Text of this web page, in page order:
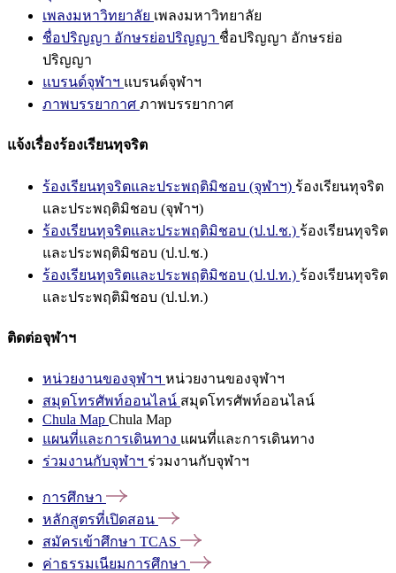
เพลงมหาวิทยาลัย เพลงมหาวิทยาลัย
ชื่อปริญญา อักษรย่อปริญญา ชื่อปริญญา อักษรย่อ
ปริญญา
แบรนด์จุฬาฯ แบรนด์จุฬาฯ
ภาพบรรยากาศ ภาพบรรยากาศ
แจ้งเรื่องร้องเรียนทุจริต
ร้องเรียนทุจริตและประพฤติมิชอบ (จุฬาฯ) ร้องเรียนทุจริต
และประพฤติมิชอบ (จุฬาฯ)
ร้องเรียนทุจริตและประพฤติมิชอบ (ป.ป.ช.) ร้องเรียนทุจริต
และประพฤติมิชอบ (ป.ป.ช.)
ร้องเรียนทุจริตและประพฤติมิชอบ (ป.ป.ท.) ร้องเรียนทุจริต
และประพฤติมิชอบ (ป.ป.ท.)
ติดต่อจุฬาฯ
หน่วยงานของจุฬาฯ หน่วยงานของจุฬาฯ
สมุดโทรศัพท์ออนไลน์ สมุดโทรศัพท์ออนไลน์
Chula Map Chula Map
แผนที่และการเดินทาง แผนที่และการเดินทาง
ร่วมงานกับจุฬาฯ ร่วมงานกับจุฬาฯ
การศึกษา
หลักสูตรที่เปิดสอน
สมัครเข้าศึกษา TCAS
ค่าธรรมเนียมการศึกษา